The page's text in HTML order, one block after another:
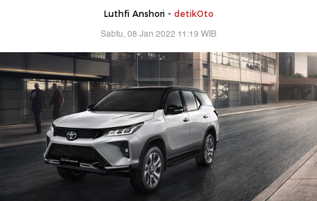
Luthfi Anshori - detikOto
Sabtu, 08 Jan 2022 11:19 WIB